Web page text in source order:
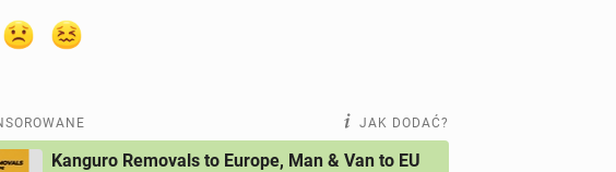
JAK DODAĆ?
Kanguro Removals to Europe, Man & Van to EU